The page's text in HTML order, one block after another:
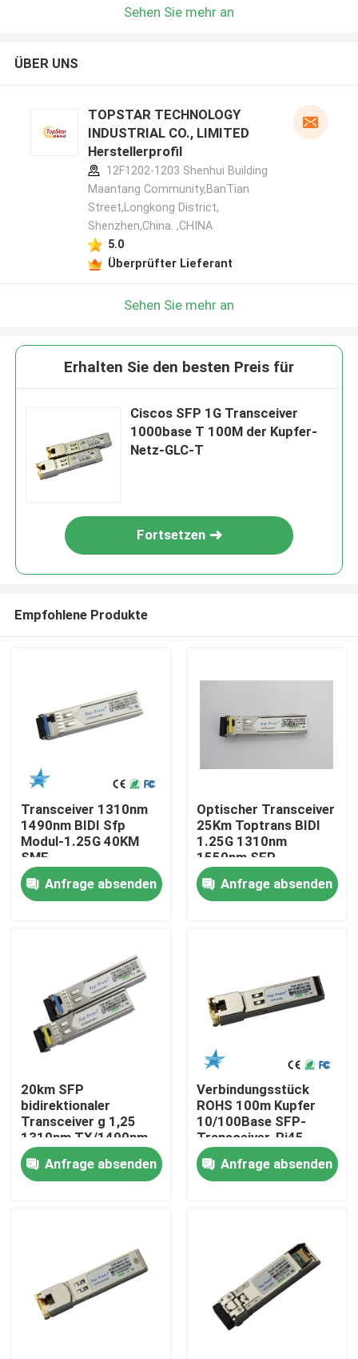
Haus
Über uns
Fabrik-Ausflug
Qualitätskontrolle
Treten Sie mit uns in Verbindung
Nvidia KI-Produkte
400G/800G optisches Modul
Sehen Sie mehr an
ÜBER UNS
TOPSTAR TECHNOLOGY
INDUSTRIAL CO., LIMITED
Herstellerprofil
12F1202-1203 Shenhui Building
Maantang Community,BanTian
Street,Longkong District,
Shenzhen,China. ,CHINA
5.0
Überprüfter Lieferant
Sehen Sie mehr an
Erhalten Sie den besten Preis für
Ciscos SFP 1G Transceiver
1000base T 100M der Kupfer-
Netz-GLC-T
Fortsetzen
Empfohlene Produkte
Transceiver 1310nm
1490nm BIDI Sfp
Modul-1.25G 40KM
SMF
Anfrage absenden
Optischer Transceiver
25Km Toptrans BIDI
1.25G 1310nm
1550nm SFP
Anfrage absenden
20km SFP
bidirektionaler
Transceiver g 1,25
1310nm TX/1490nm
RX
Anfrage absenden
Verbindungsstück
ROHS 100m Kupfer
10/100Base SFP-
Transceiver-Rj45
Anfrage absenden